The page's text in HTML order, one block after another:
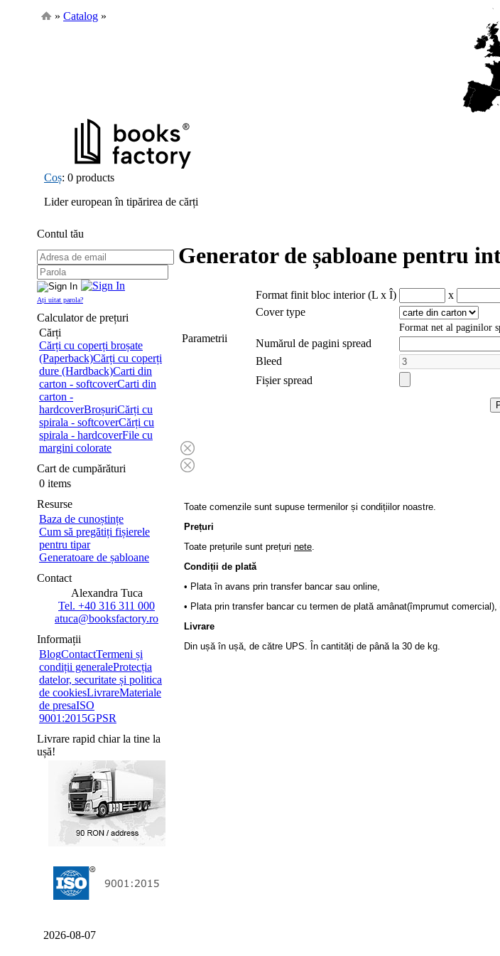
» Catalog »
Coș: 0 products
Lider european în tipărirea de cărți
Contul tău
Ați uitat parola?
Calculator de prețuri
Cărți
Cărți cu coperți broșate
(Paperback)Cărți cu coperți
dure (Hardback)Carti din
carton - softcoverCarti din
carton -
hardcoverBroșuriCărți cu
spirala - softcoverCărți cu
spirala - hardcoverFile cu
margini colorate
Cart de cumpărături
0 items
Resurse
Baza de cunoștințe
Cum să pregătiți fișierele
pentru tipar
Generatoare de șabloane
Contact
Alexandra Tuca
Tel. +40 316 311 000
atuca@booksfactory.ro
Informații
BlogContactTermeni și
condiții generaleProtecția
datelor, securitate și politica
de cookiesLivrareMateriale
de presaISO
9001:2015GPSR
Livrare rapid chiar la tine la
ușă!
Generator de șabloane pentru
Parametrii
Format finit bloc interior (L x Î) x
Cover type
Format net al paginilor
Numărul de pagini spread
Bleed
Fișier spread
Toate comenzile sunt supuse termenilor și condițiilor noastre.
Prețuri
Toate prețurile sunt prețuri nete.
Condiții de plată
• Plata în avans prin transfer bancar sau online,
• Plata prin transfer bancar cu termen de plată amânat(împrumut
Livrare
Din ușă în ușă, de către UPS. În cantități de până la 30 de kg.
2026-08-07